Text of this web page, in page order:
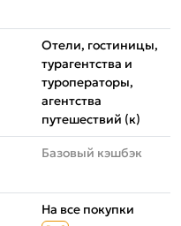
Отели, гостиницы,
турагентства и
туроператоры,
агентства
путешествий (к)
Базовый кэшбэк
На все покупки